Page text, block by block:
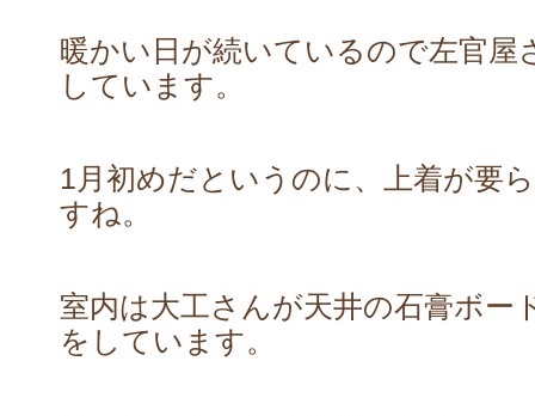
暖かい日が続いているので左官屋
しています。
1月初めだというのに、上着が要
すね。
室内は大工さんが天井の石膏ボー
をしています。